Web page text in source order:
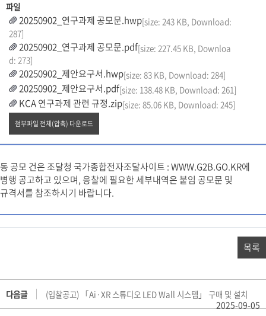
파일
20250902_연구과제 공모문.hwp[size: 243 KB, Download:
287]
20250902_연구과제 공모문.pdf[size: 227.45 KB, Downloa
d: 273]
20250902_제안요구서.hwp[size: 83 KB, Download: 284]
20250902_제안요구서.pdf[size: 138.48 KB, Download: 261]
KCA 연구과제 관련 규정.zip[size: 85.06 KB, Download: 245]
첨부파일 전체(압축) 다운로드
동 공모 건은 조달청 국가종합전자조달사이트 : WWW.G2B.GO.KR에
병행 공고하고 있으며, 응찰에 필요한 세부내역은 붙임 공모문 및
규격서를 참조하시기 바랍니다.
목록
다음글
(입찰공고) 「Ai·XR 스튜디오 LED Wall 시스템」 구매 및 설치
2025-09-05